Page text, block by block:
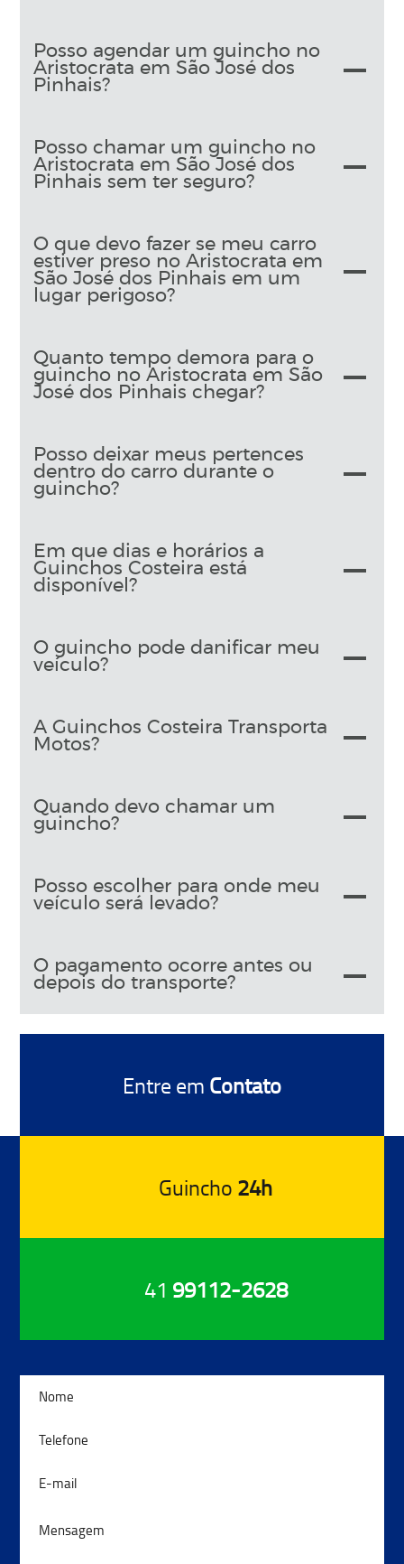
Posso agendar um guincho no
Aristocrata em São José dos
Pinhais?
Posso chamar um guincho no
Aristocrata em São José dos
Pinhais sem ter seguro?
O que devo fazer se meu carro
estiver preso no Aristocrata em
São José dos Pinhais em um
lugar perigoso?
Quanto tempo demora para o
guincho no Aristocrata em São
José dos Pinhais chegar?
Posso deixar meus pertences
dentro do carro durante o
guincho?
Em que dias e horários a
Guinchos Costeira está
disponível?
O guincho pode danificar meu
veículo?
A Guinchos Costeira Transporta
Motos?
Quando devo chamar um
guincho?
Posso escolher para onde meu
veículo será levado?
O pagamento ocorre antes ou
depois do transporte?
Guincho 24h
Entre em Contato
41 99112-2628